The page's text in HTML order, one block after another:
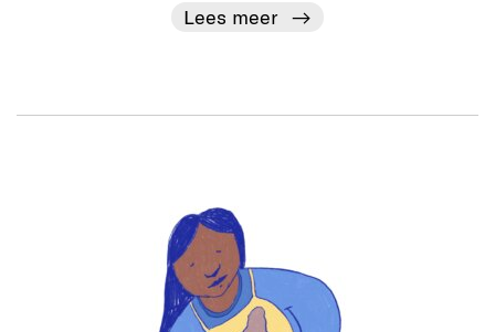
Lees meer